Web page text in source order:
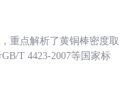
重点解析了黄铜棒密度取
T 4423-2007等国家标